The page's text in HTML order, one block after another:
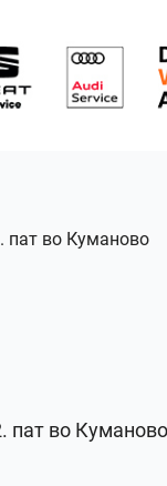
пат во Куманово